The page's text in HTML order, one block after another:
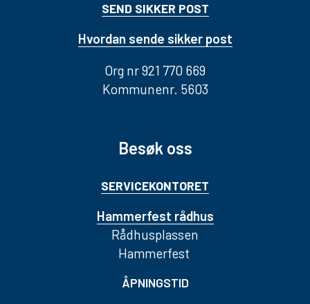
SEND SIKKER POST
Hvordan sende sikker post
Org nr 921 770 669
Kommunenr. 5603
Besøk oss
SERVICEKONTORET
Hammerfest rådhus
Rådhusplassen
Hammerfest
ÅPNINGSTID